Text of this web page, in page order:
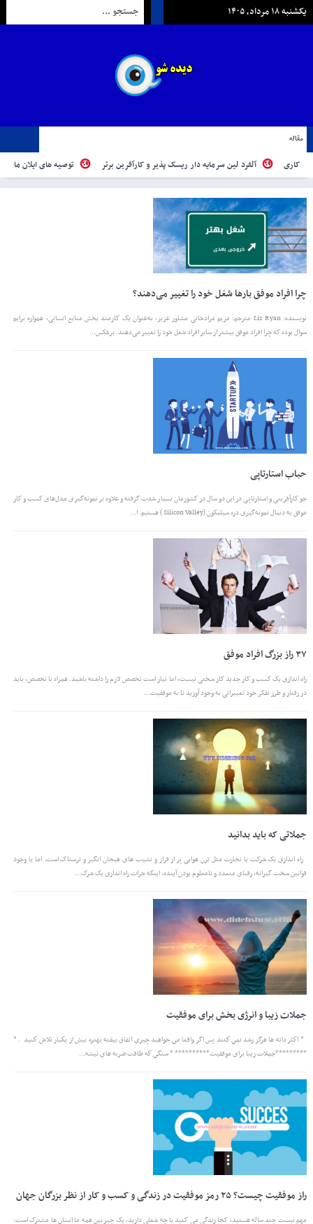
یکشنبه ۱۸ مرداد, ۱۴۰۵
مقاله
آلفرد لین سرمایه دار ریسک پذیر و کارآفرین برتر توصیه های ایلان ماسک به کارآفرینان
چرا افراد موفق بارها شغل خود را تغییر می‌دهند؟
نویسنده: Liz Ryan مترجم: مریم مرادخانی مشاور عزیز، به‌عنوان یک کارمند بخش منابع انسانی، همواره برایم
سوال بوده که چرا افراد موفق بیشتر از سایر افراد شغل خود را تغییر می‌دهند. برعکس...
حباب استارتاپی
جو کارآفرینی و استارتاپی در این دو سال در کشورمان بسیار شدت گرفته و علاوه بر نمونه‌گیری مدل‌های کسب‌ و کار
موفق به دنبال نمونه‌گیری دره سیلیکون (Silicon Valley ) هستیم. ا...
۳۷ راز بزرگ افراد موفق
راه اندازی یک کسب و کار جدید کار سختی نیست، اما نیاز است تخصص لازم را داشته باشید. همراه با تخصص، باید
در رفتار و طرز تفکر خود تغییراتی به وجود آورید تا به موفقیت...
جملاتی که باید بدانید
راه اندازی یک شرکت یا تجارت مثل ترن هوایی پر از فراز و نشیب های هیجان انگیز و ترسناک است. اما با وجود
قوانین سخت گیرانه، رقبای متعدد و نامعلوم بودن آینده، اینکه جرات راه اندازی یک شرک...
جملات زیبا و انرژی بخش برای موفقیت
* اكثر دانه ها هرگز رشد نمي كنند پس اگر واقعا مي خواهيد چيزي اتفاق بيفته بهتره بيش از يكبار تلاش كنيد . *
*********جملات زیبا برای موفقیت********** * سنگي كه طاقت ضربه هاي تيشه...
راز موفقیت چیست؟ ۲۵ رمز موفقیت در زندگی و کسب و کار از نظر بزرگان جهان
مهم نیست چند ساله هستید، کجا زندگی می کنید یا چه شغلی دارید، یک چیز بین همه ما انسان ها مشترک است: